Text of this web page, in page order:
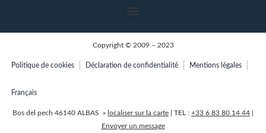
Copyright © 2009 – 2023
Politique de cookies Déclaration de confidentialité Mentions légales
Français
Bos del pech 46140 ALBAS » localiser sur la carte | TEL : +33 6 83 80 14 44
Envoyer un message